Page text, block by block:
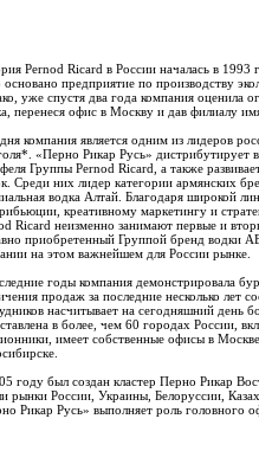
Pernod Ricard в России началась в 1993
основано предприятие по производству
уже спустя два года компания оценила
перенеся офис в Москву и дав филиалу
компания является одним из лидеров
«Перно Рикар Русь» дистрибутирует
Группы Pernod Ricard, а также
Среди них лидер категории армянских
водка Алтай. Благодаря широкой
креативному маркетингу и
Ricard неизменно занимают первые и
приобретенный Группой бренд водки
на этом важнейшем для России рынке.
годы компания демонстрировала
продаж за последние несколько лет
насчитывает на сегодняшний день
в более, чем 60 городах России,
имеет собственные офисы в
году был создан кластер Перно Рикар
рынки России, Украины, Белоруссии,
Рикар Русь» выполняет роль головного